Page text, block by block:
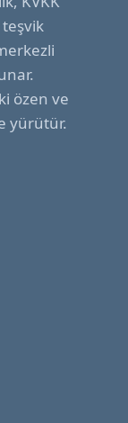
teşvik
özen ve
yürütür.